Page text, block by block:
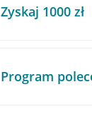
Zyskaj 1000 zł
Program